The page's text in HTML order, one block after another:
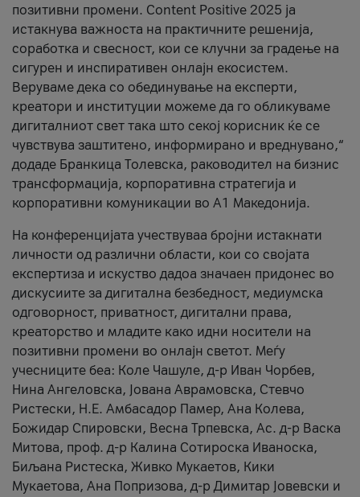
позитивни промени. Content Positive 2025 ја
истакнува важноста на практичните решенија,
соработка и свесност, кои се клучни за градење на
сигурен и инспиративен онлајн екосистем.
Веруваме дека со обединување на експерти,
креатори и институции можеме да го обликуваме
дигиталниот свет така што секој корисник ќе се
чувствува заштитено, информирано и вреднувано,“
додаде Бранкица Толевска, раководител на бизнис
трансформација, корпоративна стратегија и
корпоративни комуникации во А1 Македонија.
На конференцијата учествуваа бројни истакнати
личности од различни области, кои со својата
експертиза и искуство дадоа значаен придонес во
дискусиите за дигитална безбедност, медиумска
одговорност, приватност, дигитални права,
креаторство и младите како идни носители на
позитивни промени во онлајн светот. Меѓу
учесниците беа: Коле Чашуле, д-р Иван Чорбев,
Нина Ангеловска, Јована Аврамовска, Стевчо
Ристески, Н.Е. Амбасадор Памер, Ана Колева,
Божидар Спировски, Весна Трпевска, Ас. д-р Васка
Митова, проф. д-р Калина Сотироска Иваноска,
Биљана Ристеска, Живко Мукаетов, Кики
Мукаетова, Ана Попризова, д-р Димитар Јовевски и